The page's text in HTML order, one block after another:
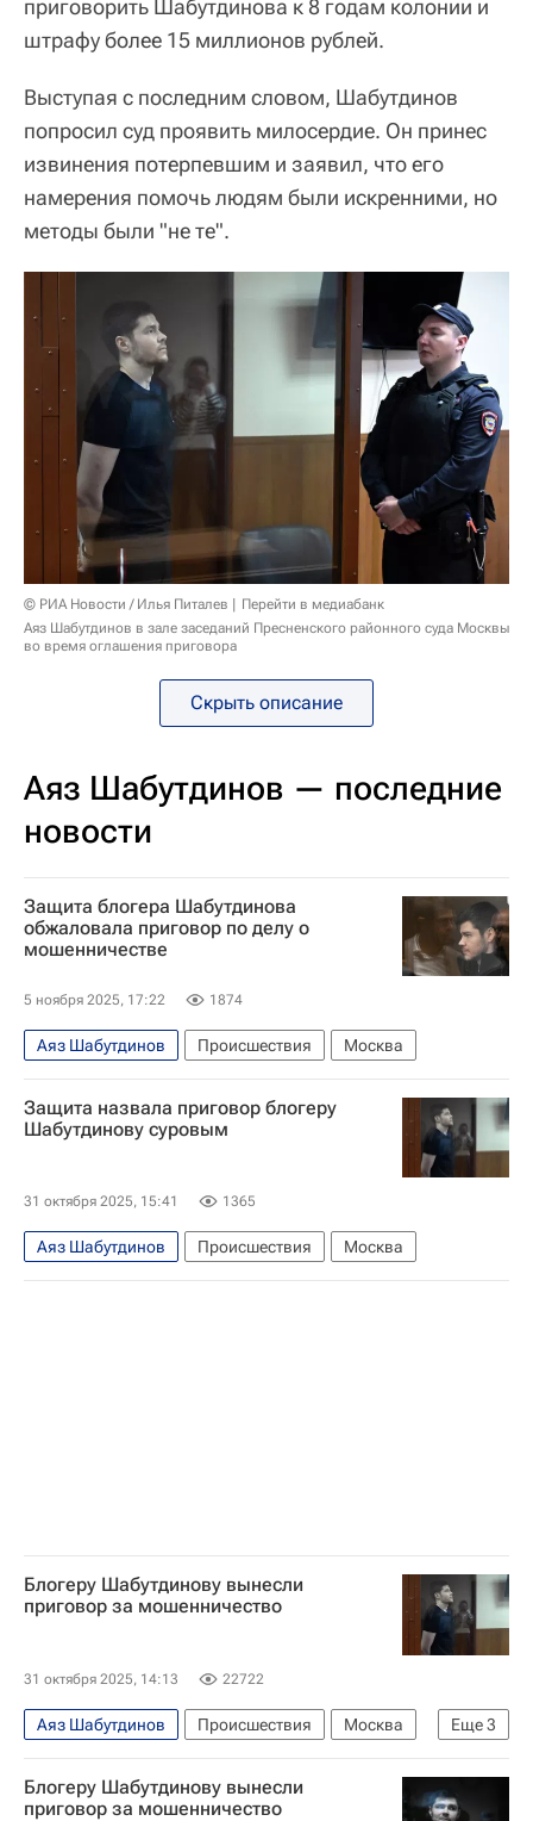
приговорить Шабутдинова к 8 годам колонии и
штрафу более 15 миллионов рублей.
Выступая с последним словом, Шабутдинов
попросил суд проявить милосердие. Он принес
извинения потерпевшим и заявил, что его
намерения помочь людям были искренними, но
методы были "не те".
© РИА Новости / Илья Питалев
Перейти в медиабанк
Аяз Шабутдинов в зале заседаний Пресненского районного суда Москвы
во время оглашения приговора
Скрыть описание
Аяз Шабутдинов — последние
новости
Защита блогера Шабутдинова
обжаловала приговор по делу о
мошенничестве
5 ноября 2025, 17:22 1874
Аяз Шабутдинов Происшествия Москва
Защита назвала приговор блогеру
Шабутдинову суровым
31 октября 2025, 15:41 1365
Аяз Шабутдинов Происшествия Москва
Блогеру Шабутдинову вынесли
приговор за мошенничество
31 октября 2025, 14:13 22722
Еще3
Аяз Шабутдинов Происшествия
Москва
Россия
мошенники Мошенничество
Блогеру Шабутдинову вынесли
приговор за мошенничество